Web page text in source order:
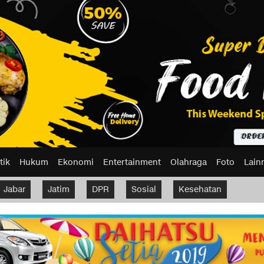
Hukum Ekonomi Entertainment Olahraga Foto
Jabar Jatim DPR Sosial Kesehatan